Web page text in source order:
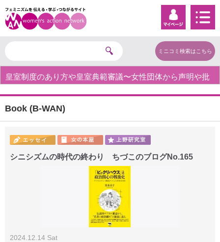
ミニコミ検索はこちら
皇室制度のあり方や皇室典範審議〜女性団体から声明や批
Book (B-WAN)
シニシズムの時代の終わり ちづこのブログNo.165
2024.12.14 Sat